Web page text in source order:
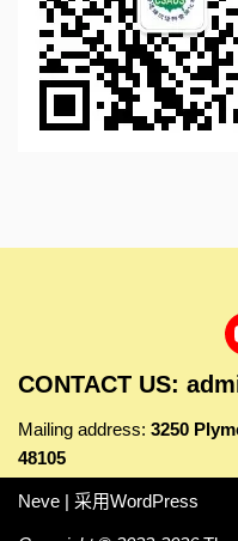
CONTACT US:
Mailing address: 3250
48105
Neve | 采用WordPress